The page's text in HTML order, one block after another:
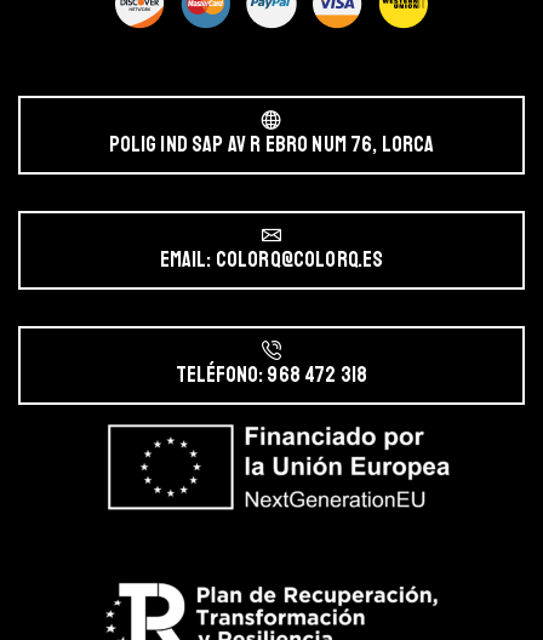
POLIG IND SAP AV r EBRO NUM 76, LORCA
Email: colorq@colorq.es
Teléfono: 968 472 318